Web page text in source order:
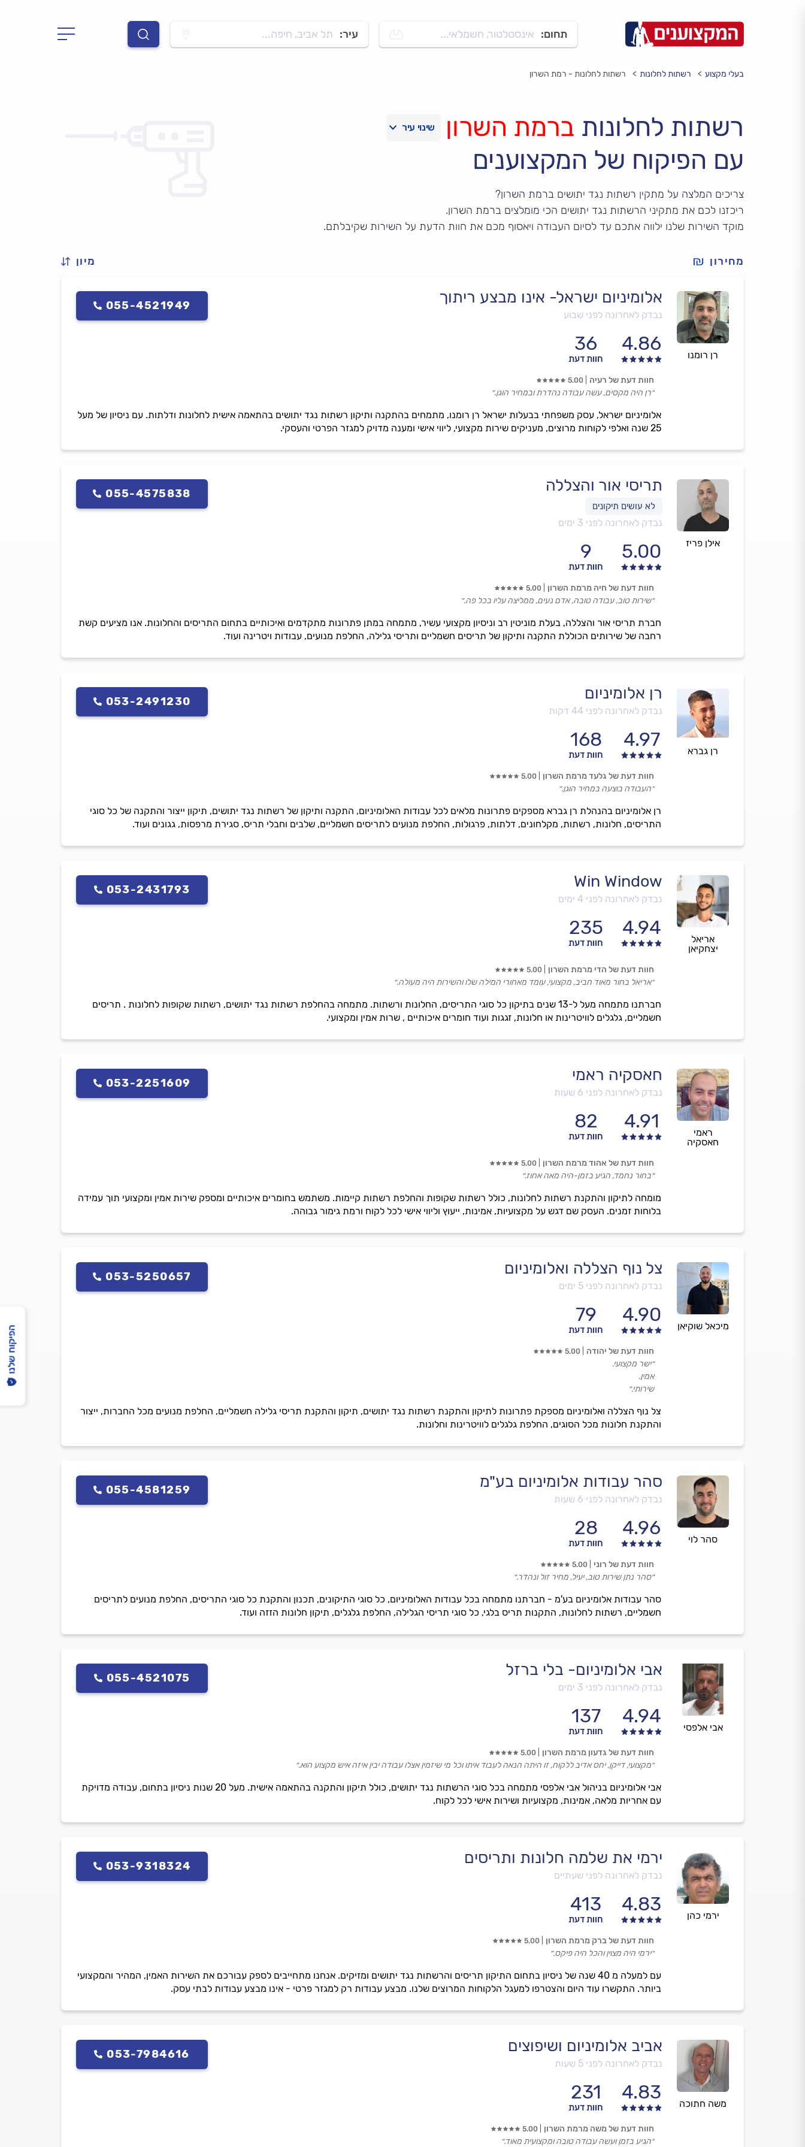
תחום: אינסטלטור, חשמלאי... עיר: תל אביב, חיפה...
בעלי מקצוע רשתות לחלונות רשתות לחלונות - רמת השרון
רשתות לחלונות ברמת השרון
עם הפיקוח של המקצוענים
צריכים המלצה על מתקין רשתות נגד יתושים ברמת השרון?
ריכזנו לכם את מתקיני הרשתות נגד יתושים הכי מומלצים ברמת השרון.
מוקד השירות שלנו ילווה אתכם עד לסיום העבודה ויאסוף מכם את חוות הדעת על השירות שקיבלתם.
מחירון מיון
רן רומנו
אלומיניום ישראל- אינו מבצע ריתוך
נבדק לאחרונה לפני שבוע
4.86
36
חוות דעת
055-4521949
אלומיניום ישראל, עסק משפחתי בבעלות ישראל רן רומנו, מתמחים בהתקנה ותיקון רשתות נגד יתושים בהתאמה אישית לחלונות ודלתות. עם ניסיון של מעל
25 שנה ואלפי לקוחות מרוצים, מעניקים שירות מקצועי, ליווי אישי ומענה מדויק למגזר הפרטי והעסקי.
חוות דעת של רעיה 5.00
״רן היה מקסים, עשה עבודה נהדרת ובמחיר הוגן.״
אילן פריז
תריסי אור והצללה
נבדק לאחרונה לפני 3 ימים
5.00
9
חוות דעת
055-4575838
חברת תריסי אור והצללה, בעלת מוניטין רב וניסיון מקצועי עשיר, מתמחה במתן פתרונות מתקדמים ואיכותיים בתחום התריסים והחלונות. אנו מציעים קשת
רחבה של שירותים הכוללת התקנה ותיקון של תריסים חשמליים ותריסי גלילה, החלפת מנועים, עבודות ויטרינה ועוד.
חוות דעת של חיה מרמת השרון 5.00
״שירות טוב, עבודה טובה, אדם נעים, ממליצה עליו בכל פה.״
רן גברא
רן אלומיניום
נבדק לאחרונה לפני 44 דקות
4.97
168
חוות דעת
053-2491230
רן אלומיניום בהנהלת רן גברא מספקים פתרונות מלאים לכל עבודות האלומיניום, התקנה ותיקון של רשתות נגד יתושים, תיקון ייצור והתקנה של כל סוגי
התריסים, חלונות, רשתות, מקלחונים, דלתות, פרגולות, החלפת מנועים לתריסים חשמליים, שלבים וחבלי תריס, סגירת מרפסות, גגונים ועוד.
חוות דעת של גלעד מרמת השרון 5.00
״העבודה בוצעה במחיר הוגן.״
אריאל
יצחקיאן
Win Window
נבדק לאחרונה לפני 4 ימים
4.94
235
חוות דעת
053-2431793
חברתנו מתמחה מעל ל-13 שנים בתיקון כל סוגי התריסים, החלונות ורשתות. מתמחה בהחלפת רשתות נגד יתושים, רשתות שקופות לחלונות . תריסים
חשמליים, גלגלים לוויטרינות או חלונות, זגגות ועוד חומרים איכותיים , שרות אמין ומקצועי.
חוות דעת של הדי מרמת השרון 5.00
״אריאל בחור מאוד חביב, מקצועי, עומד מאחורי המילה שלו והשירות היה מעולה.״
ראמי
חאסקיה
חאסקיה ראמי
נבדק לאחרונה לפני 6 שעות
4.91
82
חוות דעת
053-2251609
מומחה לתיקון והתקנת רשתות לחלונות, כולל רשתות שקופות והחלפת רשתות קיימות. משתמש בחומרים איכותיים ומספק שירות אמין ומקצועי תוך עמידה
בלוחות זמנים. העסק שם דגש על מקצועיות, אמינות, ייעוץ וליווי אישי לכל לקוח ורמת גימור גבוהה.
חוות דעת של אהוד מרמת השרון 5.00
״בחור נחמד, הגיע בזמן-היה מאה אחוז.״
מיכאל שוקיאן
צל נוף הצללה ואלומיניום
נבדק לאחרונה לפני 5 ימים
4.90
79
חוות דעת
053-5250657
צל נוף הצללה ואלומיניום מספקת פתרונות לתיקון והתקנת רשתות נגד יתושים, תיקון והתקנת תריסי גלילה חשמליים, החלפת מנועים מכל החברות, ייצור
והתקנת חלונות מכל הסוגים, החלפת גלגלים לוויטרינות וחלונות.
חוות דעת של יהודה 5.00
״ישר מקצועי.
אמין.
שירותי.״
סהר לוי
סהר עבודות אלומיניום בע"מ
נבדק לאחרונה לפני 6 שעות
4.96
28
חוות דעת
055-4581259
סהר עבודות אלומיניום בע'מ - חברתנו מתמחה בכל עבודות האלומיניום, כל סוגי התיקונים, תכנון והתקנת כל סוגי התריסים, החלפת מנועים לתריסים
חשמליים, רשתות לחלונות, התקנות תריס בלגי, כל סוגי תריסי הגלילה, החלפת גלגלים, תיקון חלונות הזזה ועוד.
חוות דעת של רוני 5.00
״סהר נתן שירות טוב, יעיל, מחיר זול ונהדר.״
אבי אלפסי
אבי אלומיניום- בלי ברזל
נבדק לאחרונה לפני 3 ימים
4.94
137
חוות דעת
055-4521075
אבי אלומיניום בניהול אבי אלפסי מתמחה בכל סוגי הרשתות נגד יתושים, כולל תיקון והתקנה בהתאמה אישית. מעל 20 שנות ניסיון בתחום, עבודה מדויקת
עם אחריות מלאה, אמינות, מקצועיות ושירות אישי לכל לקוח.
חוות דעת של גדעון מרמת השרון 5.00
״מקצועי, דייקן, יחס אדיב ללקוח, זו היתה הנאה לעבוד איתו וכל מי שיזמין אצלו עבודה יבין איזה איש מקצוע הוא.״
ירמי כהן
ירמי את שלמה חלונות ותריסים
נבדק לאחרונה לפני שעתיים
4.83
413
חוות דעת
053-9318324
עם למעלה מ 40 שנה של ניסיון בתחום התיקון תריסים והרשתות נגד יתושים ומזיקים. אנחנו מתחייבים לספק עבורכם את השירות האמין, המהיר והמקצועי
ביותר. התקשרו עוד היום והצטרפו למעגל הלקוחות המרוצים שלנו. מבצע עבודות רק למגזר פרטי - אינו מבצע עבודות לבתי עסק.
חוות דעת של ברק מרמת השרון 5.00
״ירמי היה מצוין והכל היה פיקס.״
משה חתוכה
אביב אלומיניום ושיפוצים
נבדק לאחרונה לפני 5 שעות
4.83
231
חוות דעת
053-7984616
חוות דעת של משה מרמת השרון 5.00
״הגיע בזמן ועשה עבודה טובה ומקצועית מאוד.״
הפיקוח שלנו